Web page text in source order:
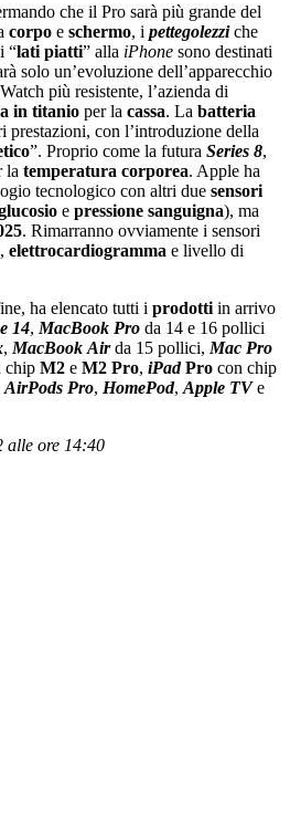
che il Pro sarà più grande del
corpo e schermo, i pettegolezziche
“lati piatti” alla iPhone sono destinati
solo un’evoluzione dell’apparecchio
più resistente, l’azienda di
in titanio per la cassa. La batteria
prestazioni, con l’introduzione della
”. Proprio come la futura Series 8,
la temperatura corporea. Apple ha
tecnologico con altri due sensori
e pressione sanguigna), ma
. Rimarranno ovviamente i sensori
, elettrocardiogramma e livello di
ha elencato tutti i prodotti in arrivo
14, MacBook Pro da 14 e 16 pollici
, MacBook Airda 15 pollici, Mac Pro
chip M2 e M2 Pro, iPad Pro con chip
AirPods Pro, HomePod, Apple TVe
alle ore 14:40